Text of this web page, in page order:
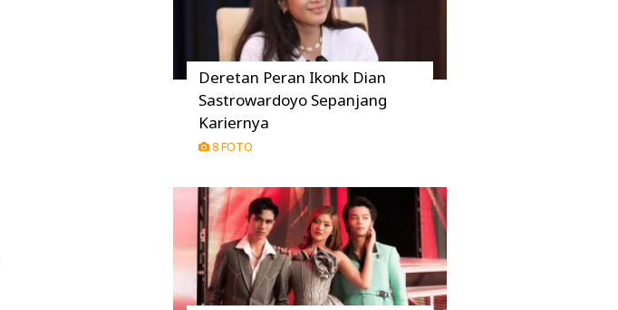
Deretan Peran Ikonk Dian
Sastrowardoyo Sepanjang
Kariernya
8 FOTO